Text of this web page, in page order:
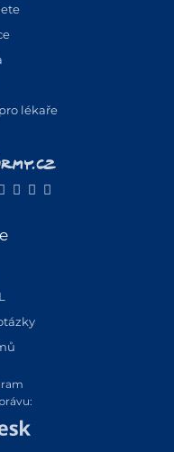
lékaře